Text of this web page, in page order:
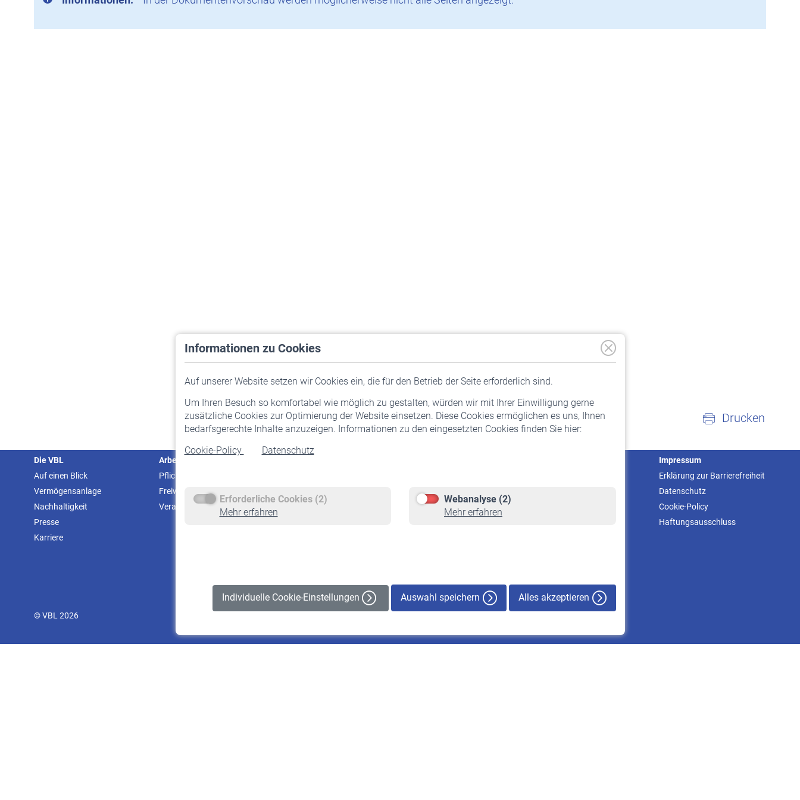
Informationen zu Cookies
Auf unserer Website setzen wir Cookies ein, die für den Betrieb der Seite erforderlich sind.
Um Ihren Besuch so komfortabel wie möglich zu gestalten, würden wir mit Ihrer Einwilligung gerne
zusätzliche Cookies zur Optimierung der Website einsetzen. Diese Cookies ermöglichen es uns, Ihnen
bedarfsgerechte Inhalte anzuzeigen. Informationen zu den eingesetzten Cookies finden Sie hier:
Cookie-Policy
Datenschutz
Erforderliche Cookies (2)
Mehr erfahren
Webanalyse (2)
Mehr erfahren
Individuelle Cookie-Einstellungen Auswahl speichern Alles akzeptieren
Drucken
Die VBL
Auf einen Blick
Vermögensanlage
Nachhaltigkeit
Presse
Karriere
Arbeitgeber
Pflichtversicherung
Freiwillige Versicherung
Veranstaltungen
Staatliche Förderung
Rente beantragen
Rentenauszahlung
Impressum
Erklärung zur Barrierefreiheit
Datenschutz
Cookie-Policy
Haftungsausschluss
© VBL 2026